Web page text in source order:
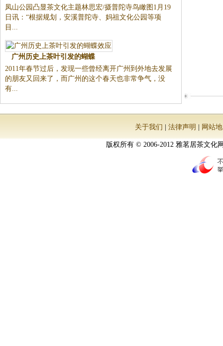
凤山公园凸显茶文化主题林思宏/摄普陀寺鸟瞰图1月19
日讯：“根据规划，安溪普陀寺、妈祖文化公园等项
目...
广州历史上茶叶引发的蝴蝶
2011年春节过后，发现一些曾经离开广州到外地去发展
的朋友又回来了，而广州的这个春天也非常争气，没
有...
关于我们 法律声明 网站
版权所有 © 2006-2012 雅茗居茶文化